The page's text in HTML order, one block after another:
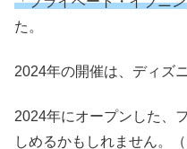
た。
2024年の開催は、ディズ
2024年にオープンした、
しめるかもしれません。